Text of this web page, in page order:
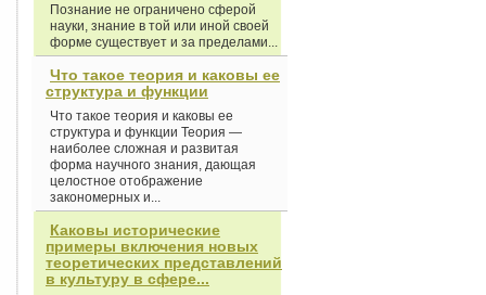
Познание не ограничено сферой
науки, знание в той или иной своей
форме существует и за пределами...
Что такое теория и каковы ее
структура и функции
Что такое теория и каковы ее
структура и функции Теория —
наиболее сложная и развитая
форма научного знания, дающая
целостное отображение
закономерных и...
Каковы исторические
примеры включения новых
теоретических представлений
в культуру в сфере...